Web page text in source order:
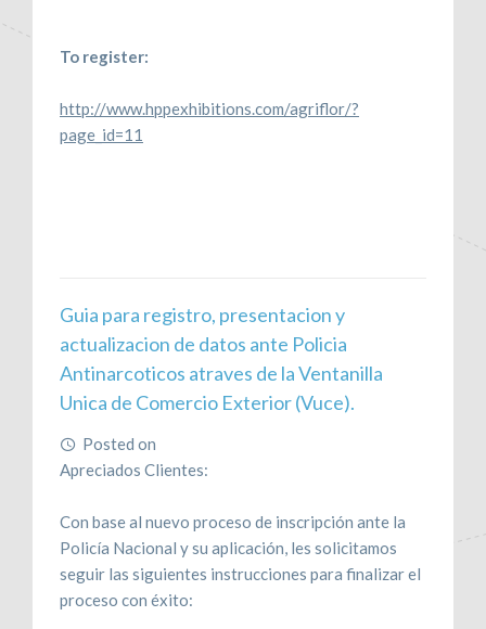
To register:
http://www.hppexhibitions.com/agriflor/?
page_id=11
Guia para registro, presentacion y
actualizacion de datos ante Policia
Antinarcoticos atraves de la Ventanilla
Unica de Comercio Exterior (Vuce).
Posted on
Apreciados Clientes:
Con base al nuevo proceso de inscripción ante la
Policía Nacional y su aplicación, les solicitamos
seguir las siguientes instrucciones para finalizar el
proceso con éxito: